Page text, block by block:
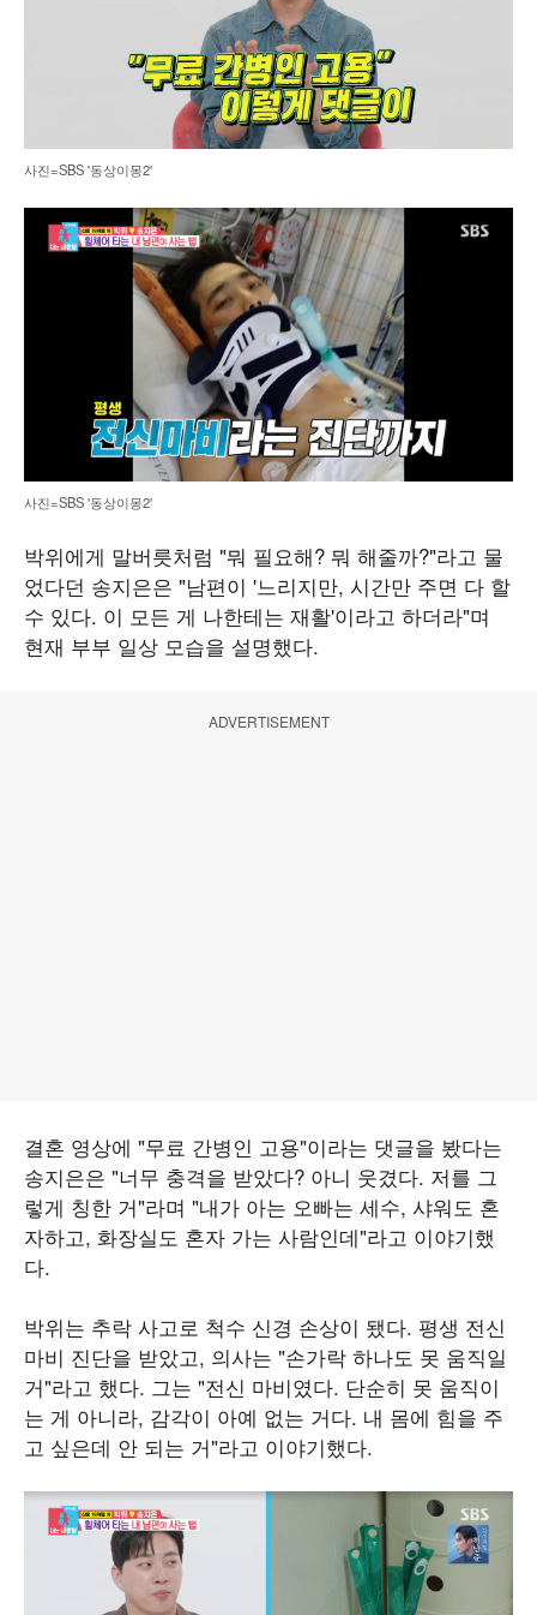
사진=SBS '동상이몽2'
사진=SBS '동상이몽2'
박위에게 말버릇처럼 "뭐 필요해? 뭐 해줄까?"라고 물
었다던 송지은은 "남편이 '느리지만, 시간만 주면 다 할
수 있다. 이 모든 게 나한테는 재활'이라고 하더라"며
현재 부부 일상 모습을 설명했다.
ADVERTISEMENT
결혼 영상에 "무료 간병인 고용"이라는 댓글을 봤다는
송지은은 "너무 충격을 받았다? 아니 웃겼다. 저를 그
렇게 칭한 거"라며 "내가 아는 오빠는 세수, 샤워도 혼
자하고, 화장실도 혼자 가는 사람인데"라고 이야기했
다.
박위는 추락 사고로 척수 신경 손상이 됐다. 평생 전신
마비 진단을 받았고, 의사는 "손가락 하나도 못 움직일
거"라고 했다. 그는 "전신 마비였다. 단순히 못 움직이
는 게 아니라, 감각이 아예 없는 거다. 내 몸에 힘을 주
고 싶은데 안 되는 거"라고 이야기했다.